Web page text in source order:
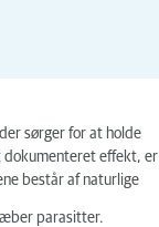
sørger for at holde
effekt, er
består af naturlige
parasitter.